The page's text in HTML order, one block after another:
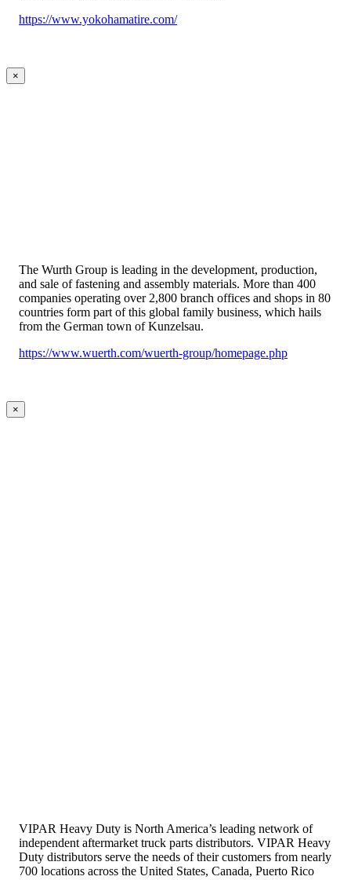
https://www.yokohamatire.com/
×
The Wurth Group is leading in the development, production,
and sale of fastening and assembly materials. More than 400
companies operating over 2,800 branch offices and shops in 80
countries form part of this global family business, which hails
from the German town of Kunzelsau.
https://www.wuerth.com/wuerth-group/homepage.php
×
VIPAR Heavy Duty is North America’s leading network of
independent aftermarket truck parts distributors. VIPAR Heavy
Duty distributors serve the needs of their customers from nearly
700 locations across the United States, Canada, Puerto Rico